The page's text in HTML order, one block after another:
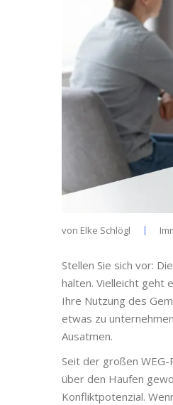
von Elke Schlögl
Stellen Sie sich vor:
halten. Vielleicht geht
Ihre Nutzung des
etwas zu
Ausatmen.
Seit der großen
über den Haufen
Konfliktpotenzial.